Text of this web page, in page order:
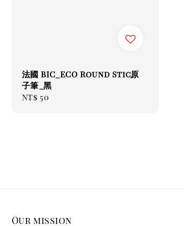
法國 BIC_ECO Round Stic原
子筆_黑
Regular
NT$ 50
Our mission